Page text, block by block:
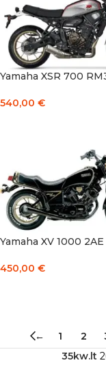
Yamaha XSR 700
540,00 €
Yamaha XV 1000 2AE
450,00 €
← 1 2
35kw.lt